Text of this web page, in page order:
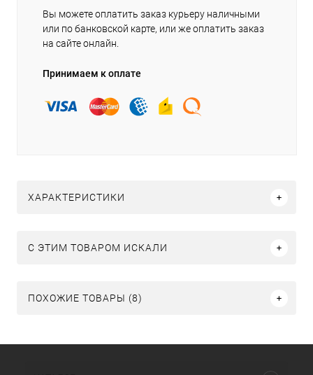
Вы можете оплатить заказ курьеру наличными
или по банковской карте, или же оплатить заказ
на сайте онлайн.
Принимаем к оплате
ХАРАКТЕРИСТИКИ
C ЭТИМ ТОВАРОМ ИСКАЛИ
ПОХОЖИЕ ТОВАРЫ (8)